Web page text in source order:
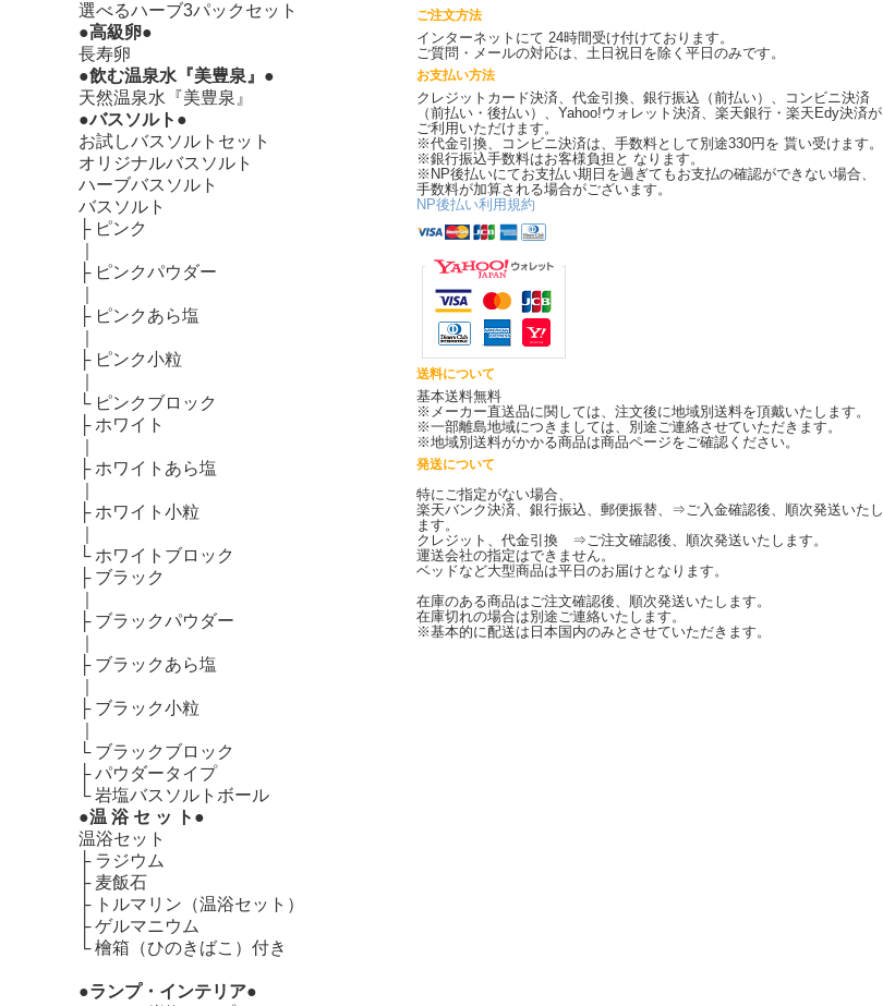
ご注文方法
インターネットにて 24時間受け付けております。
ご質問・メールの対応は、土日祝日を除く平日のみです。
お支払い方法
クレジットカード決済、代金引換、銀行振込（前払い）、コンビニ決済
（前払い・後払い）、Yahoo!ウォレット決済、楽天銀行・楽天Edy決済が
ご利用いただけます。
※代金引換、コンビニ決済は、手数料として別途330円を 貰い受けます。
※銀行振込手数料はお客様負担と なります。
※NP後払いにてお支払い期日を過ぎてもお支払の確認ができない場合、
手数料が加算される場合がございます。
NP後払い利用規約
送料について
基本送料無料
※メーカー直送品に関しては、注文後に地域別送料を頂戴いたします。
※一部離島地域につきましては、別途ご連絡させていただきます。
※地域別送料がかかる商品は商品ページをご確認ください。
発送について
特にご指定がない場合、
楽天バンク決済、銀行振込、郵便振替、⇒ご入金確認後、順次発送いたし
ます。
クレジット、代金引換 ⇒ご注文確認後、順次発送いたします。
運送会社の指定はできません。
ベッドなど大型商品は平日のお届けとなります。
在庫のある商品はご注文確認後、順次発送いたします。
在庫切れの場合は別途ご連絡いたします。
※基本的に配送は日本国内のみとさせていただきます。
選べるハーブ3パックセット
●高級卵●
長寿卵
●飲む温泉水『美豊泉』●
天然温泉水『美豊泉』
●バスソルト●
お試しバスソルトセット
オリジナルバスソルト
ハーブバスソルト
バスソルト
├ ピンク
├ ピンクパウダー
├ ピンクあら塩
├ ピンク小粒
└ ピンクブロック
├ ホワイト
├ ホワイトあら塩
├ ホワイト小粒
└ ホワイトブロック
├ ブラック
├ ブラックパウダー
├ ブラックあら塩
├ ブラック小粒
└ ブラックブロック
├パウダータイプ
└岩塩バスソルトボール
●温 浴 セ ッ ト●
温浴セット
├ ラジウム
├ 麦飯石
├ トルマリン（温浴セット）
├ゲルマニウム
└檜箱（ひのきばこ）付き
●ランプ・インテリア●